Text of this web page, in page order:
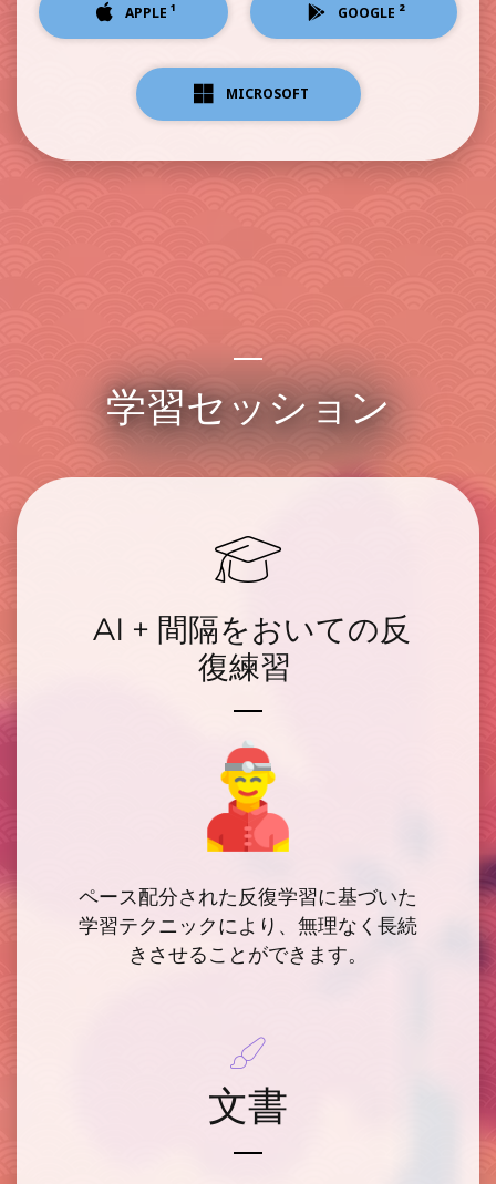
APPLE ¹ GOOGLE ²
MICROSOFT
学習セッション
AI + 間隔をおいての反
復練習
ペース配分された反復学習に基づいた
学習テクニックにより、無理なく長続
きさせることができます。
文書